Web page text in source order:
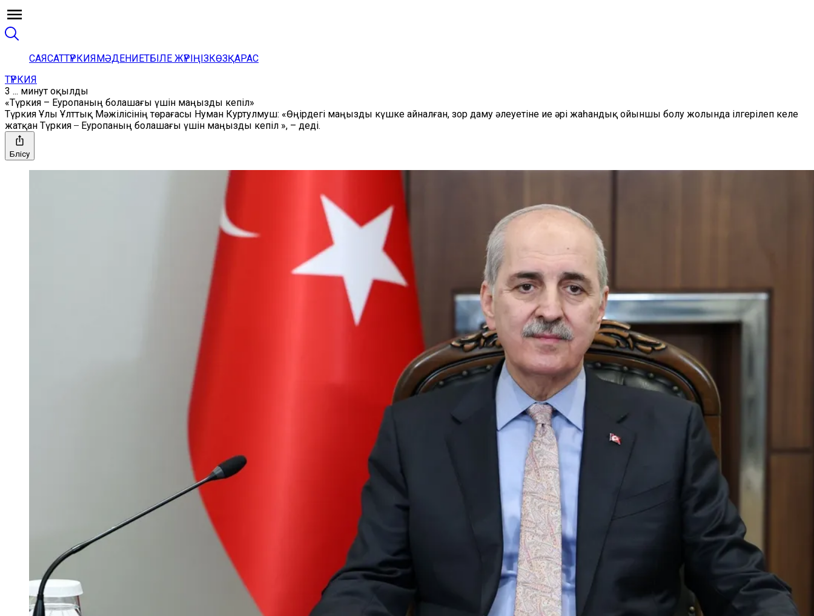
САЯСАТТҮРКИЯМӘДЕНИЕТБІЛЕ ЖҮРІҢІЗКӨЗҚАРАС
ТҮРКИЯ
3 ... минут оқылды
«Түркия – Еуропаның болашағы үшін маңызды кепіл»
Түркия Ұлы Ұлттық Мәжілісінің төрағасы Нуман Куртулмуш: «Өңірдегі маңызды күшке айналған, зор даму әлеуетіне ие әрі жаһандық ойыншы болу жолында ілгерілеп келе
жатқан Түркия ̶ Еуропаның болашағы үшін маңызды кепіл », – деді.
Бөлісу